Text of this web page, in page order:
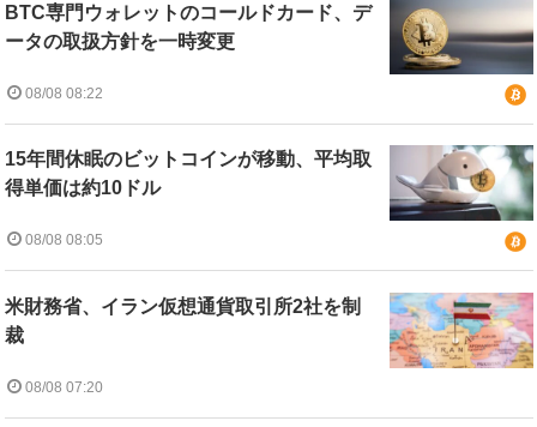
BTC専門ウォレットのコールドカード、デ
ータの取扱方針を一時変更
08/08 08:22
15年間休眠のビットコインが移動、平均取
得単価は約10ドル
08/08 08:05
米財務省、イラン仮想通貨取引所2社を制
裁
08/08 07:20